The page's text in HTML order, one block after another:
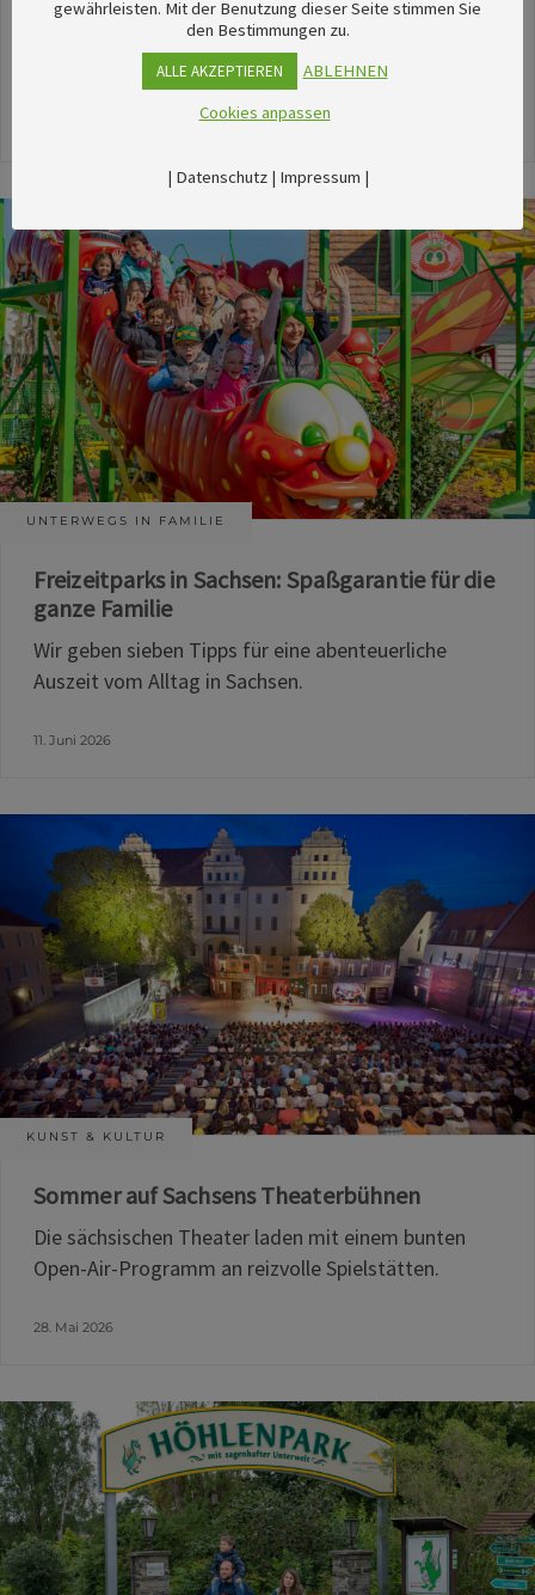
stimmungsvolle Veranstaltungen im August
herausgesucht.
UNTERWEGS IN FAMILIE
Freizeitparks in Sachsen: Spaßgarantie für die
ganze Familie
Wir geben sieben Tipps für eine abenteuerliche
Auszeit vom Alltag in Sachsen.
11. Juni 2026
KUNST & KULTUR
Sommer auf Sachsens Theaterbühnen
Die sächsischen Theater laden mit einem bunten
Open-Air-Programm an reizvolle Spielstätten.
28. Mai 2026
gewährleisten. Mit der Benutzung dieser Seite stimmen Sie
den Bestimmungen zu.
ALLE AKZEPTIEREN
ABLEHNEN
Cookies anpassen
| Datenschutz| Impressum |